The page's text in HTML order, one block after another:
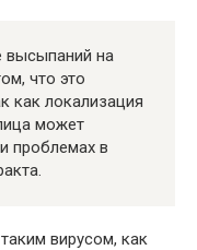
высыпаний на
что это
как локализация
может
проблемах в
вирусом, как